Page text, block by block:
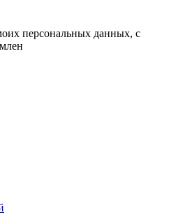
персональных данных, с